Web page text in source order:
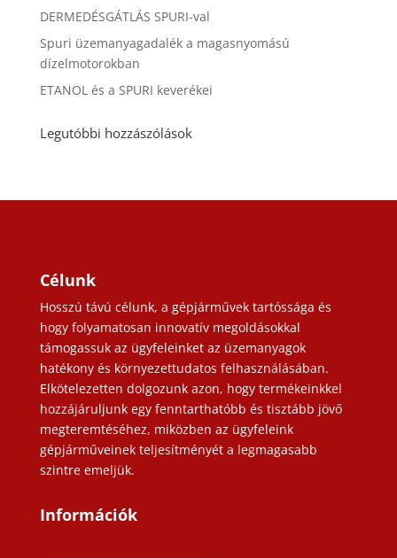
DERMEDÉSGÁTLÁS SPURI-val
Spuri üzemanyagadalék a magasnyomású
dízelmotorokban
ETANOL és a SPURI keverékei
Legutóbbi hozzászólások
Célunk
Hosszú távú célunk, a gépjárművek tartóssága és
hogy folyamatosan innovatív megoldásokkal
támogassuk az ügyfeleinket az üzemanyagok
hatékony és környezettudatos felhasználásában.
Elkötelezetten dolgozunk azon, hogy termékeinkkel
hozzájáruljunk egy fenntarthatóbb és tisztább jövő
megteremtéséhez, miközben az ügyfeleink
gépjárműveinek teljesítményét a legmagasabb
szintre emeljük.
Információk